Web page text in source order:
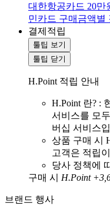
대한항공카드 20만
민카드 구매금액별
결제적립
툴팁 보기
툴팁 닫기
H.Point 적립 안내
H.Point 란? :
서비스를 모
버십 서비스
상품 구매 시
고객은 적립
당사 정책에
구매 시 H.Point
브랜드 행사